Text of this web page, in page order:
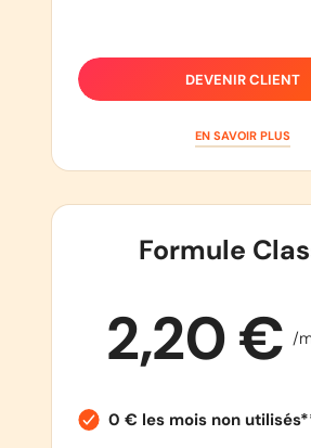
DEVENIR CLIENT
EN SAVOIR PLUS
Formule
2,20 € /
0 € les mois non